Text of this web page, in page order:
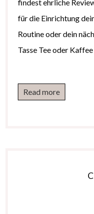
findest ehrliche
für die Einrichtung
Routine oder dein
Tasse Tee oder
Read more